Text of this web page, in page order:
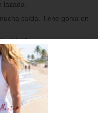
lazada.
caída. Tiene goma en
44-46